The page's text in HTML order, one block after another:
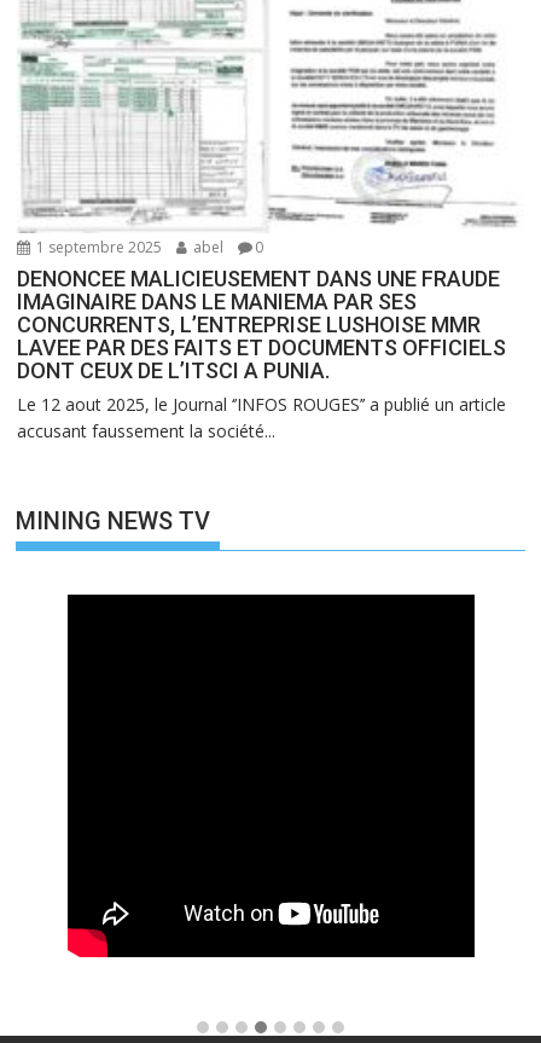
1 septembre 2025 abel 0
DENONCEE MALICIEUSEMENT DANS UNE FRAUDE
IMAGINAIRE DANS LE MANIEMA PAR SES
CONCURRENTS, L’ENTREPRISE LUSHOISE MMR
LAVEE PAR DES FAITS ET DOCUMENTS OFFICIELS
DONT CEUX DE L’ITSCI A PUNIA.
Le 12 aout 2025, le Journal ‘’INFOS ROUGES’’ a publié un article
accusant faussement la société...
MINING NEWS TV